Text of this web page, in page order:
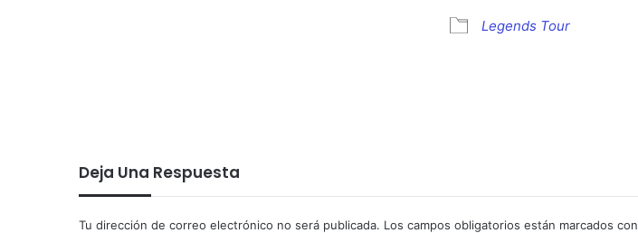
Legends Tour
Deja Una Respuesta
Tu dirección de correo electrónico no será publicada. Los campos obligatorios están marcados con